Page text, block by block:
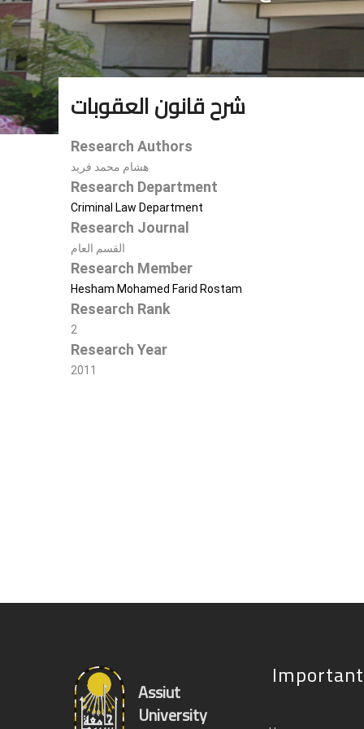
شرح قانون العقوبات
Research Authors
هشام محمد فريد
Research Department
Criminal Law Department
Research Journal
القسم العام
Research Member
Hesham Mohamed Farid Rostam
Research Rank
2
Research Year
2011
Assiut
University